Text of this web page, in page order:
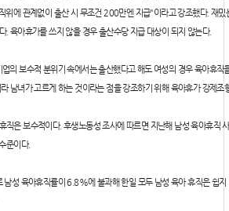
위에 관계없이 출산 시 무조건 200만엔 지급"이라고 강조했다. 재
. 육아휴가를 쓰지 않을 경우 출산수당 지급 대상이 되지 않는다.
의 보수적 분위기 속에서는 출산했다고 해도 여성의 경우 육아휴
남녀가 고르게 하는 것이라는 점을 강조하기 위해 육아휴가 강제조
직은 보수적이다. 후생노동성 조사에 따르면 지난해 남성 육아휴
준이다.
성 육아휴직률이 6.8%에 불과해 한일 모두 남성 육아 휴직은 쉽